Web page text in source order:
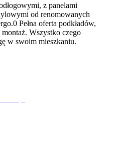
z panelami
od renomowanych
Pełna oferta podkładów,
Wszystko czego
w swoim mieszkaniu.